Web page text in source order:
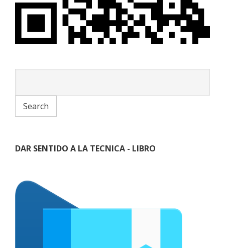
DAR SENTIDO A LA TECNICA - LIBRO